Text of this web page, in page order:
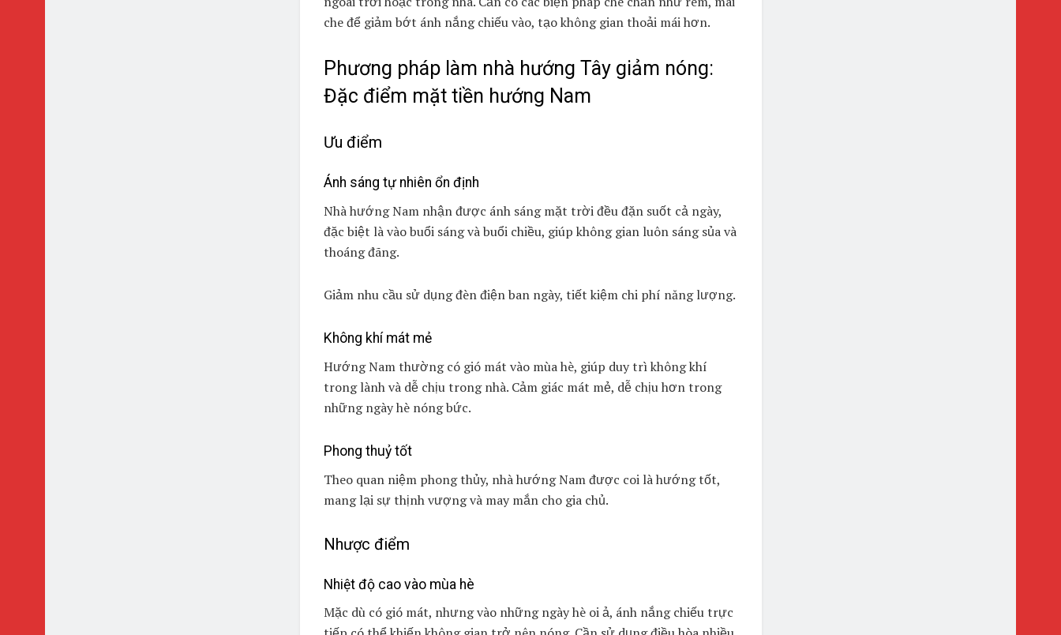
che để giảm bớt ánh nắng chiếu vào, tạo không gian thoải mái hơn.
Phương pháp làm nhà hướng Tây giảm nóng:
Đặc điểm mặt tiền hướng Nam
Ưu điểm
Ánh sáng tự nhiên ổn định
Nhà hướng Nam nhận được ánh sáng mặt trời đều đặn suốt cả ngày,
đặc biệt là vào buổi sáng và buổi chiều, giúp không gian luôn sáng sủa và
thoáng đãng.
Giảm nhu cầu sử dụng đèn điện ban ngày, tiết kiệm chi phí năng lượng.
Không khí mát mẻ
Hướng Nam thường có gió mát vào mùa hè, giúp duy trì không khí
trong lành và dễ chịu trong nhà. Cảm giác mát mẻ, dễ chịu hơn trong
những ngày hè nóng bức.
Phong thuỷ tốt
Theo quan niệm phong thủy, nhà hướng Nam được coi là hướng tốt,
mang lại sự thịnh vượng và may mắn cho gia chủ.
Nhược điểm
Nhiệt độ cao vào mùa hè
Mặc dù có gió mát, nhưng vào những ngày hè oi ả, ánh nắng chiếu trực